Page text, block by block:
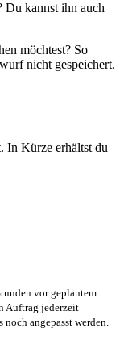
Du kannst ihn auch
möchtest? So
nicht gespeichert.
In Kürze erhältst du
vor geplantem
Auftrag jederzeit
noch angepasst werden.